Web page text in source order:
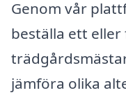
Genom vår
beställa ett
jämföra olika